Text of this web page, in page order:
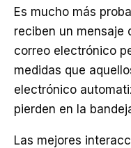
Es mucho más
reciben un mensaje
correo electrónico
medidas que
electrónico
pierden en la
Las mejores